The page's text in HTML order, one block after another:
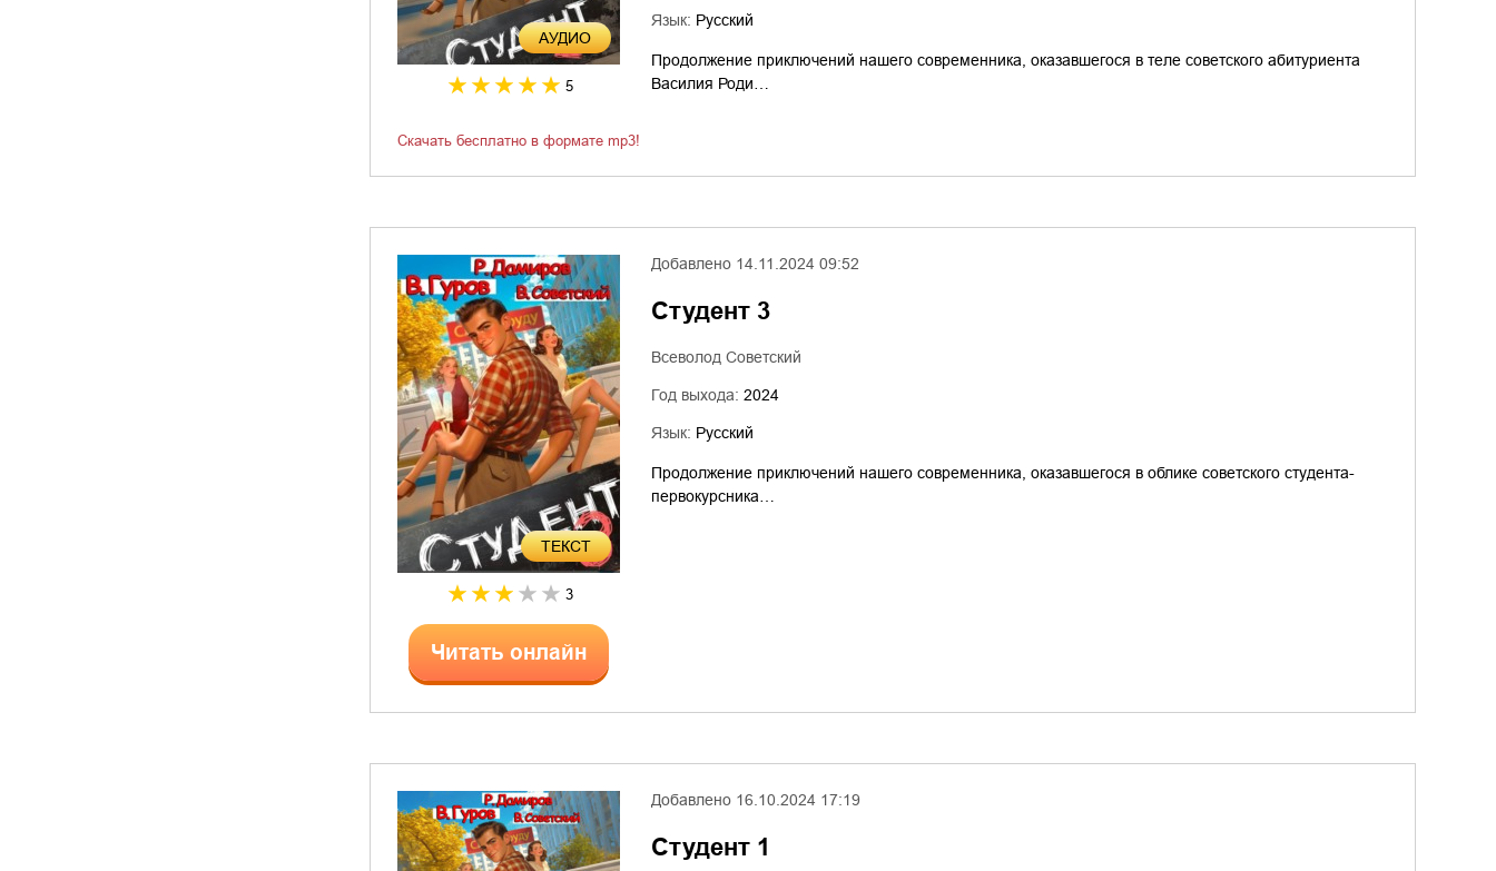
AУДИО
5
Язык: Русский
Продолжение приключений нашего современника, оказавшегося в теле советского абитуриента
Василия Роди…
Скачать бесплатно в формате mp3!
ТЕКСТ
3
Читать онлайн
Добавлено 14.11.2024 09:52
Студент 3
Всеволод Советский
Год выхода: 2024
Язык: Русский
Продолжение приключений нашего современника, оказавшегося в облике советского студента-
первокурсника…
Добавлено 16.10.2024 17:19
Студент 1